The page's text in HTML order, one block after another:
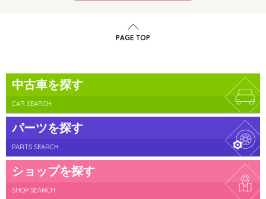
PAGE TOP
中古車を探す
CAR SEARCH
パーツを探す
PARTS SEARCH
ショップを探す
SHOP SEARCH